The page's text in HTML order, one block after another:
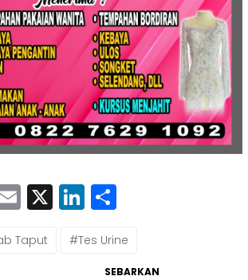
Email
X LinkedIn
Taput #Tes Urine
SEBARKAN